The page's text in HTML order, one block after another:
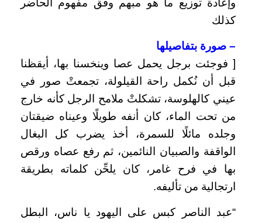
كذلك
– صورة بتفاصيلها
[ فوجئت برجل يحمل عصا وينخسنا بها، أيقظنا
قبل أن نُكمل راحة القيلولة، تجمعتْ صور في
عيني كالهلوسة، تشكلتْ ملامح الرجل كأنه خارج
من تحت الماء، كان أنفه طويلًا وعيناه ضيقتان
وجلده مائلًا للسمرة، أخذ يضرب كل البغال
الواقفة والصبيان النائمين، ثم رفع عصاه ورقص
بها في فرح غامر، كان يلحِّن كلماته بطريقة
ارتجالية من تأليفه.
“عبد الناصر كبس على اليهود يا ناس، البطل